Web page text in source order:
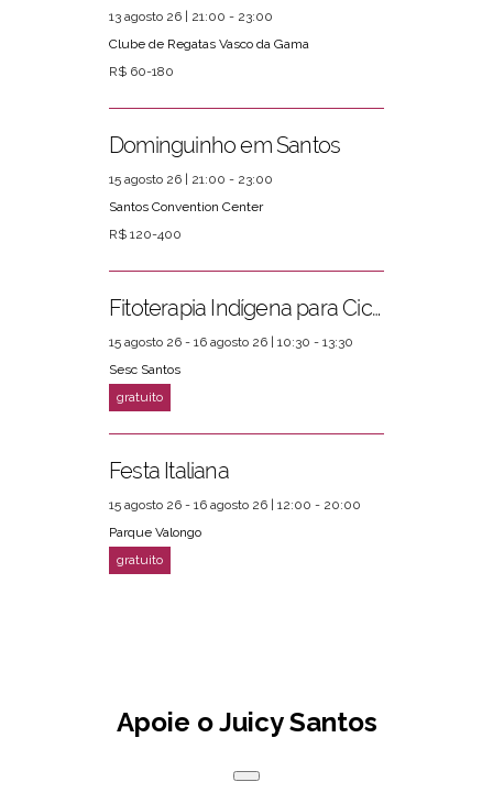
13 agosto 26 | 21:00 - 23:00
Clube de Regatas Vasco da Gama
R$ 60-180
Dominguinho em Santos
15 agosto 26 | 21:00 - 23:00
Santos Convention Center
R$ 120-400
Fitoterapia Indígena para Ciclos Femininos
15 agosto 26 - 16 agosto 26 | 10:30 - 13:30
Sesc Santos
Festa Italiana
15 agosto 26 - 16 agosto 26 | 12:00 - 20:00
Parque Valongo
Apoie o Juicy Santos